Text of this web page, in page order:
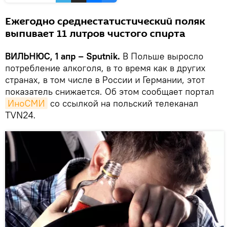
Ежегодно среднестатистический поляк
выпивает 11 литров чистого спирта
ВИЛЬНЮС, 1 апр – Sputnik. В Польше выросло
потребление алкоголя, в то время как в других
странах, в том числе в России и Германии, этот
показатель снижается. Об этом сообщает портал
ИноСМИ со ссылкой на польский телеканал
TVN24.